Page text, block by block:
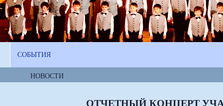
СОБЫТИЯ
НОВОСТИ
ОТЧЕТНЫЙ КОНЦЕРТ